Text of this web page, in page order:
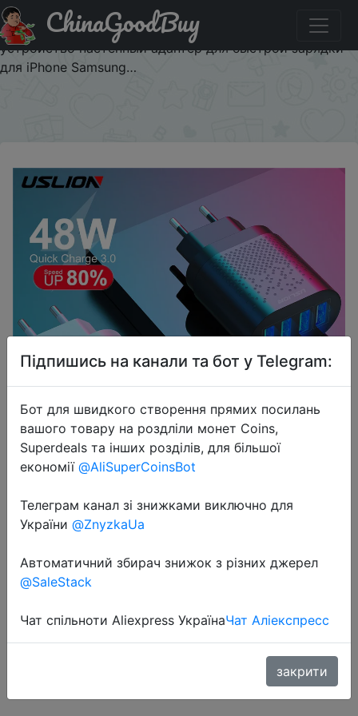
Знижка на USLION 48 Вт Быстрая зарядка QC 3,0 USB
универсальный мобильный телефон зарядное
устройство настенный адаптер для быстрой зарядки
для iPhone Samsung…
ChinaGoodBuy
USLION 48 Вт Быстрая зарядка
QC 3,0 USB универсальный
мобильный телефон зарядное
устройство настенный адаптер
Samsung…
Підпишись на канали та бот у Telegram:
Бот для швидкого створення прямих посилань
вашого товару на роздліли монет Coins,
Superdeals та інших розділів, для більшої
економії @AliSuperCoinsBot
Телеграм канал зі знижками виключно для
України @ZnyzkaUa
Автоматичний збирач знижок з різних джерел
@SaleStack
Чат спільноти Aliexpress УкраїнаЧат Аліекспресс
закрити